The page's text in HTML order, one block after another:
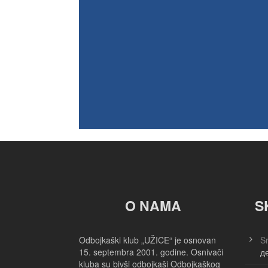
O NAMA
Odbojkaški klub „UŽICE“ je osnovan
15. septembra 2001. godine. Osnivači
kluba su bivši odbojkaši Odbojkaškog